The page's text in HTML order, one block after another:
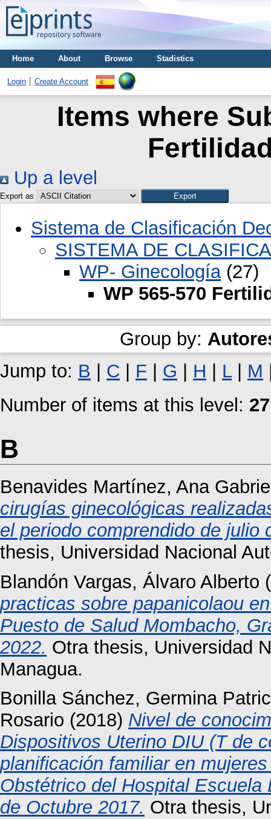
Home About Browse Stadistics
Login Create Account
Items where
Up a level
Export as
Sistema de Clasificación
SISTEMA DE
WP- Ginecología(27)
WP 565-570
Group by:
Jump to: B | C | F | G | H | L| M
Number of items at this level: 27
B
Benavides Martínez, Ana
cirugías ginecológicas
el periodo comprendido de julio
thesis, Universidad Nacional
Blandón Vargas, Álvaro Alberto
practicas sobre papanicolaou
Puesto de Salud Mombacho,
2022. Otra thesis, Universidad
Managua.
Bonilla Sánchez, Germina
Rosario (2018) Nivel de
Dispositivos Uterino DIU (T de
planificación familiar en
Obstétrico del Hospital
de Octubre 2017. Otra thesis,